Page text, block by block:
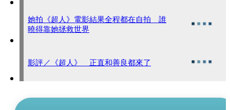
她拍《超人》電影結果全程都在自拍 誰
曉得靠她拯救世界
影評／《超人》 正直和善良都來了